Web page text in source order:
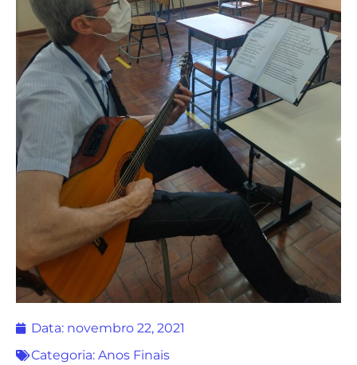
Data: novembro 22, 2021
Categoria: Anos Finais